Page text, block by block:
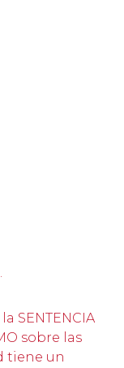
SENTENCIA
sobre las
tiene un